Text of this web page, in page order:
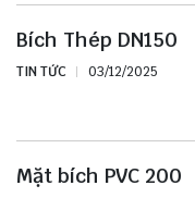
Bích Thép DN150
TIN TỨC 03/12/2025
Mặt bích PVC 200